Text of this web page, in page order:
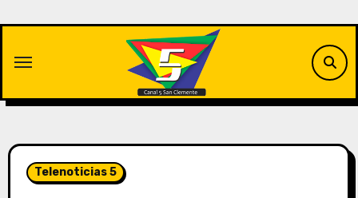
contenido
Telenoticias 5